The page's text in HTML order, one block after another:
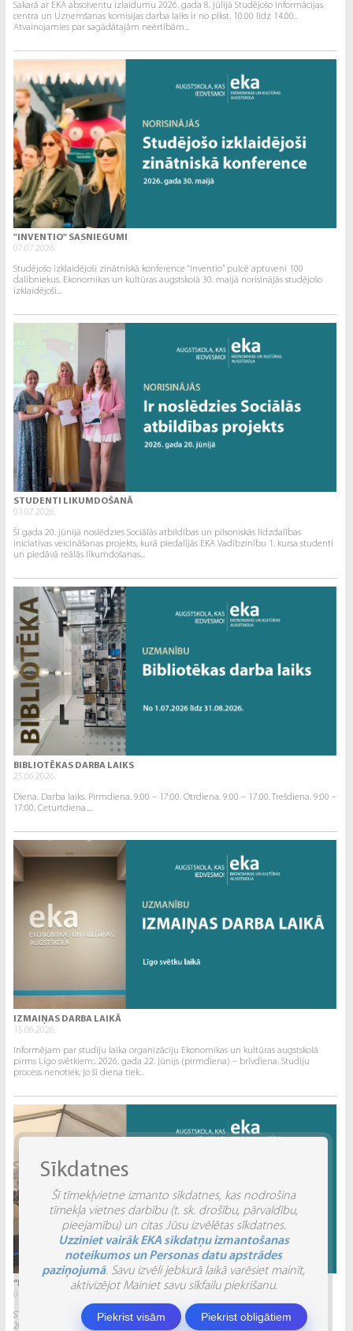
Sakarā ar EKA absolventu izlaidumu 2026. gada 8. jūlijā Studējošo informācijas
centra un Uzņemšanas komisijas darba laiks ir no plkst. 10.00 līdz 14.00..
Atvainojamies par sagādātajām neērtībām...
"INVENTIO" SASNIEGUMI
07.07.2026.
Studējošo izklaidējoši zinātniskā konference “Inventio” pulcē aptuveni 100
dalībniekus. Ekonomikas un kultūras augstskolā 30. maijā norisinājās studējošo
izklaidējoši...
STUDENTI LIKUMDOŠANĀ
01.07.2026.
Šī gada 20. jūnijā noslēdzies Sociālās atbildības un pilsoniskās līdzdalības
iniciatīvas veicināšanas projekts, kurā piedalījās EKA Vadībzinību 1. kursa studenti
un piedāvā reālās likumdošanas...
BIBLIOTĒKAS DARBA LAIKS
25.06.2026.
Diena. Darba laiks. Pirmdiena. 9:00 – 17:00. Otrdiena. 9:00 – 17:00. Trešdiena. 9:00 –
17:00. Ceturtdiena....
IZMAIŅAS DARBA LAIKĀ
15.06.2026.
Informējam par studiju laika organizāciju Ekonomikas un kultūras augstskolā
pirms Līgo svētkiem:. 2026. gada 22. jūnijs (pirmdiena) – brīvdiena. Studiju
process nenotiek, jo šī diena tiek...
“INVENTIO 2026” ATSKATS
04.06.2026.
STUDĒJOŠO STARPTAUTISKĀ ZINĀTNISKI PRAKTISKĀ KONFERENCE “INVENTIO 2026”.
2026. gada 29. un 30. maijā Ekonomikas un kultūras augstskola sadarbībā ar
Sīkdatnes
Šī tīmekļvietne izmanto sīkdatnes, kas nodrošina
tīmekļa vietnes darbību (t. sk. drošību, pārvaldību,
pieejamību) un citas Jūsu izvēlētas sīkdatnes.
Uzziniet vairāk EKA sīkdatņu izmantošanas
noteikumos un Personas datu apstrādes
paziņojumā. Savu izvēli jebkurā laikā varēsiet mainīt,
aktivizējot Mainiet savu sīkfailu piekrišanu.
Piekrist visām Piekrist obligātiem